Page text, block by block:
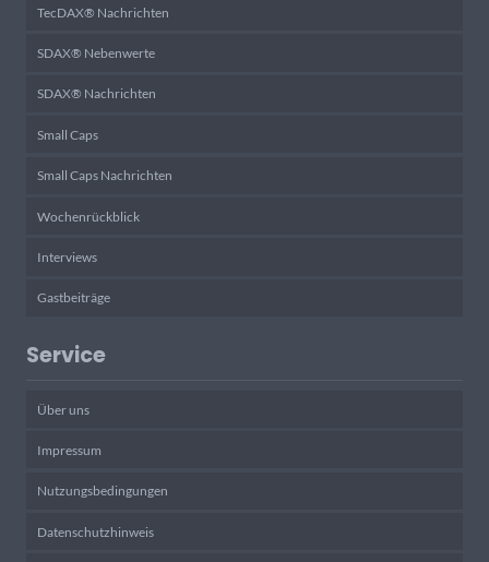
TecDAX® Nachrichten
SDAX® Nebenwerte
SDAX® Nachrichten
Small Caps
Small Caps Nachrichten
Wochenrückblick
Interviews
Gastbeiträge
Service
Über uns
Impressum
Nutzungsbedingungen
Datenschutzhinweis